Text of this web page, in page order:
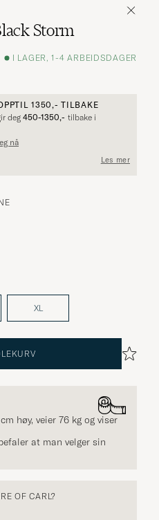
Storm
I LAGER, 1-4 ARBEIDSDAGER
1350,- TILBAKE
deg450-1350,- tilbake i
nå
Les mer
XL
høy, veier 76 kg og viser
at man velger sin
OF CARL?